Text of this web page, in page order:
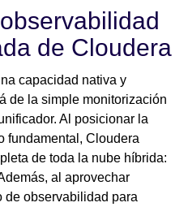
de Cloudera
capacidad nativa y
de la simple monitorización
Al posicionar la
fundamental, Cloudera
de toda la nube híbrida:
al aprovechar
de observabilidad para